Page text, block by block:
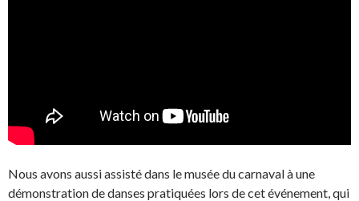
Nous avons aussi assisté dans le musée du carnaval à une
démonstration de danses pratiquées lors de cet événement, qui